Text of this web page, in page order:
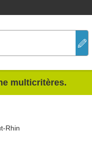
multicritères.
Rhin